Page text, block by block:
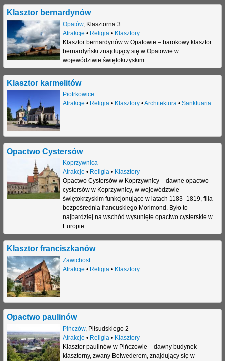
Klasztor bernardynów
Opatów, Klasztorna 3
Atrakcje • Religia • Klasztory
Klasztor bernardynów w Opatowie – barokowy klasztor
bernardyński znajdujący się w Opatowie w
województwie świętokrzyskim.
Klasztor karmelitów
Piotrkowice
Atrakcje • Religia• Klasztory•Architektura• Sanktuaria
Opactwo Cystersów
Koprzywnica
Atrakcje • Religia• Klasztory
Opactwo Cystersów w Koprzywnicy – dawne opactwo
cystersów w Koprzywnicy, w województwie
świętokrzyskim funkcjonujące w latach 1183–1819, filia
bezpośrednia francuskiego Morimond. Było to
najbardziej na wschód wysunięte opactwo cysterskie w
Europie.
Klasztor franciszkanów
Zawichost
Atrakcje • Religia• Klasztory
Opactwo paulinów
Pińczów, Piłsudskiego 2
Atrakcje • Religia• Klasztory
Klasztor paulinów w Pińczowie – dawny budynek
klasztorny, zwany Belwederem, znajdujący się w